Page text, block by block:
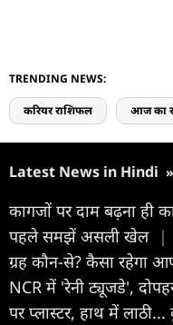
TRENDING NEWS:
करियर राशिफल आज का
Latest News in Hindi »
कागजों पर दाम बढ़ना ही
पहले समझें असली खेल |
ग्रह कौन-से? कैसा रहेगा
NCR में 'रेनी ट्यूजडे',
पर प्लास्टर, हाथ में